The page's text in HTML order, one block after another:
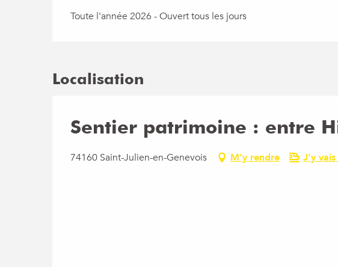
Toute l'année 2026 - Ouvert tous les jours
Localisation
Sentier patrimoine : entre
74160 Saint-Julien-en-Genevois M'y rendre J'y